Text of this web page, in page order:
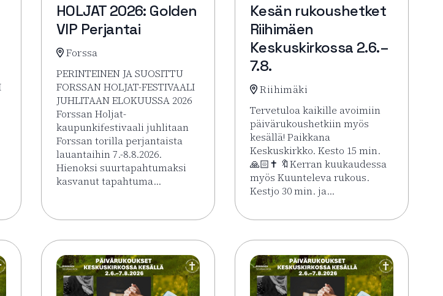
2026: Silver VIP Perjantai
HOLJAT 2026: Golden
VIP Perjantai
Forssa
PERINTEINEN JA SUOSITTU
FORSSAN HOLJAT-FESTIVAALI
JUHLITAAN ELOKUUSSA 2026
Forssan Holjat-
kaupunkifestivaali juhlitaan
Forssan torilla perjantaista
lauantaihin 7.-8.8.2026.
Hienoksi suurtapahtumaksi
kasvanut tapahtuma…
Lue lisää tapahtumasta HOLJAT 2026: Golden VIP Perjantai
Kesän rukoushetket
Riihimäen
Keskuskirkossa 2.6.–
7.8.
Riihimäki
Tervetuloa kaikille avoimiin
päivärukoushetkiin myös
kesällä! Paikkana
Keskuskirkko. Kesto 15 min.
🙏🏻✝️ 🔖Kerran kuukaudessa
myös Kuunteleva rukous.
Kestjo 30 min. ja…
Lue lisää tapahtumasta Kesän